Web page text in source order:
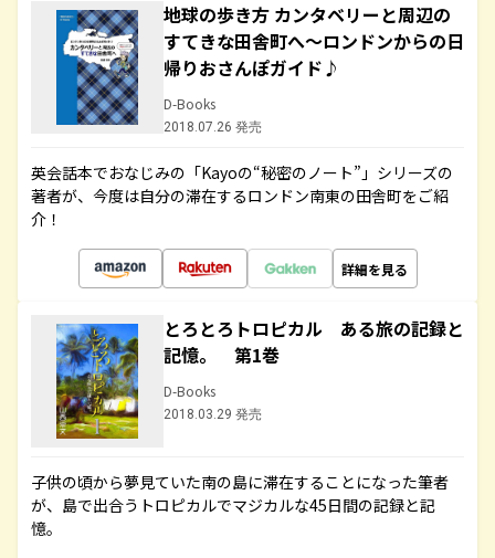
地球の歩き方 カンタベリーと周辺の
すてきな田舎町へ～ロンドンからの日
帰りおさんぽガイド♪
D-Books
2018.07.26 発売
英会話本でおなじみの「Kayoの“秘密のノート”」シリーズの
著者が、今度は自分の滞在するロンドン南東の田舎町をご紹
介！
詳細を見る
とろとろトロピカル ある旅の記録と
記憶。 第1巻
D-Books
2018.03.29 発売
子供の頃から夢見ていた南の島に滞在することになった筆者
が、島で出合うトロピカルでマジカルな45日間の記録と記
憶。